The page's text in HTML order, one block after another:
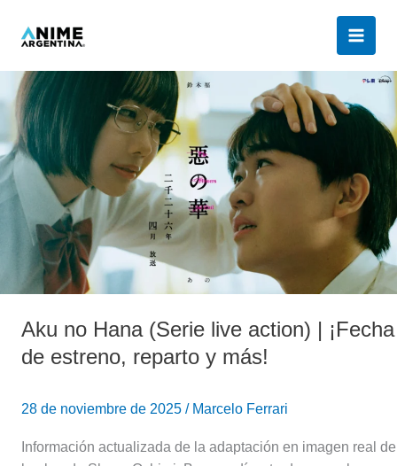
Aku no Hana (Serie live action) | ¡Fecha
de estreno, reparto y más!
28 de noviembre de 2025 / Marcelo Ferrari
Información actualizada de la adaptación en imagen real de
Aku
no
Hana
(Serie
live
action)
|
¡Fecha
estreno,
y
más!